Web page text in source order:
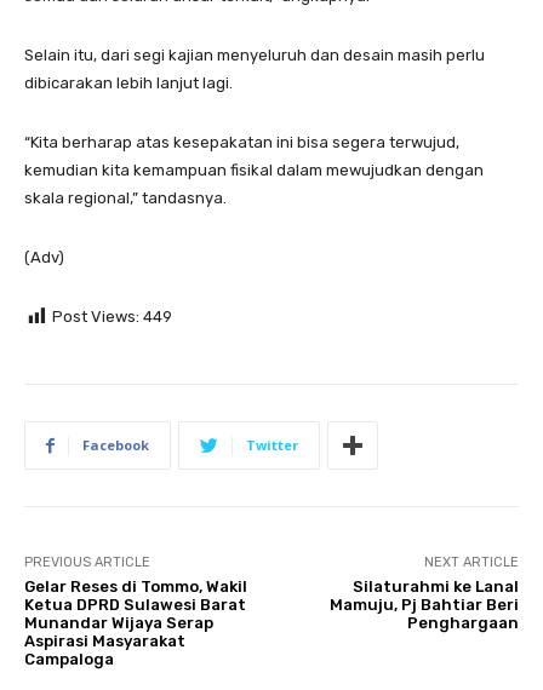
Selain itu, dari segi kajian menyeluruh dan desain masih perlu
dibicarakan lebih lanjut lagi.
“Kita berharap atas kesepakatan ini bisa segera terwujud,
kemudian kita kemampuan fisikal dalam mewujudkan dengan
skala regional,” tandasnya.
(Adv)
Post Views: 449
Facebook Twitter
PREVIOUS ARTICLE
Gelar Reses di Tommo, Wakil
Ketua DPRD Sulawesi Barat
Munandar Wijaya Serap
Aspirasi Masyarakat
Campaloga
NEXT ARTICLE
Silaturahmi ke Lanal
Mamuju, Pj Bahtiar Beri
Penghargaan